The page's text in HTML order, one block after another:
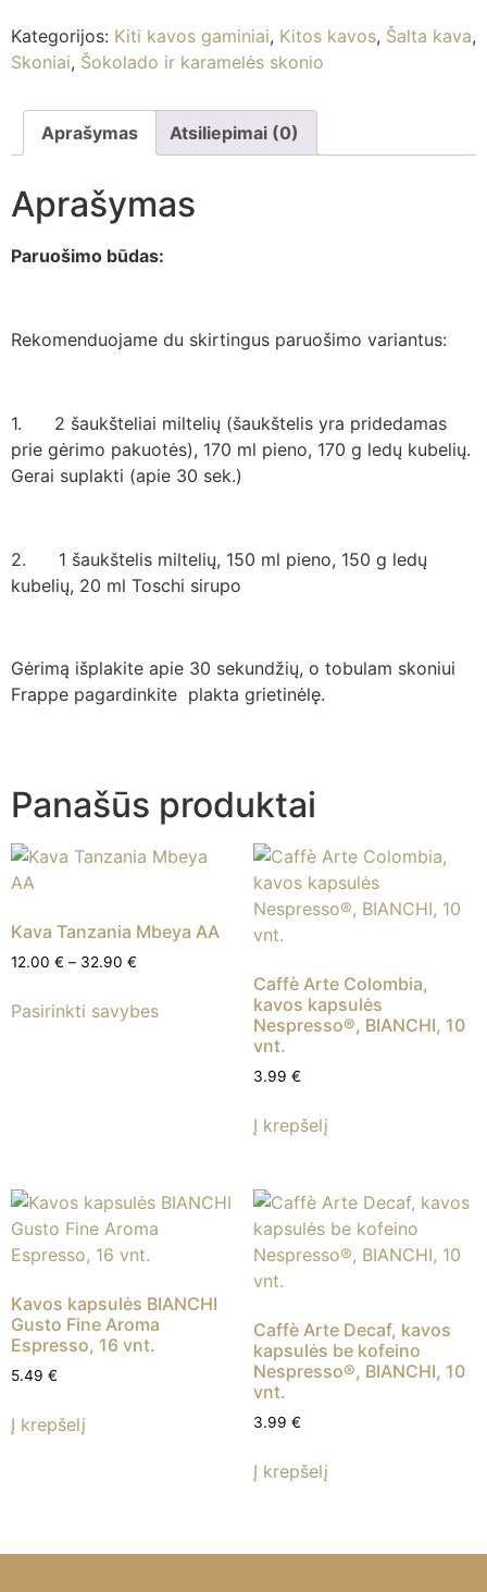
Kategorijos: Kiti kavos gaminiai, Kitos kavos, Šalta kava,
Skoniai, Šokolado ir karamelės skonio
Aprašymas Atsiliepimai (0)
Aprašymas
Paruošimo būdas:
Rekomenduojame du skirtingus paruošimo variantus:
1. 2 šaukšteliai miltelių (šaukštelis yra pridedamas
prie gėrimo pakuotės), 170 ml pieno, 170 g ledų kubelių.
Gerai suplakti (apie 30 sek.)
2. 1 šaukštelis miltelių, 150 ml pieno, 150 g ledų
kubelių, 20 ml Toschi sirupo
Gėrimą išplakite apie 30 sekundžių, o tobulam skoniui
Frappe pagardinkite plakta grietinėlę.
Panašūs produktai
Kava Tanzania Mbeya AA
12.00 € – 32.90 €
Pasirinkti savybes
Caffè Arte Colombia,
kavos kapsulės
Nespresso®, BIANCHI, 10
vnt.
3.99 €
Į krepšelį
Kavos kapsulės BIANCHI
Gusto Fine Aroma
Espresso, 16 vnt.
5.49 €
Į krepšelį
Caffè Arte Decaf, kavos
kapsulės be kofeino
Nespresso®, BIANCHI, 10
vnt.
3.99 €
Į krepšelį